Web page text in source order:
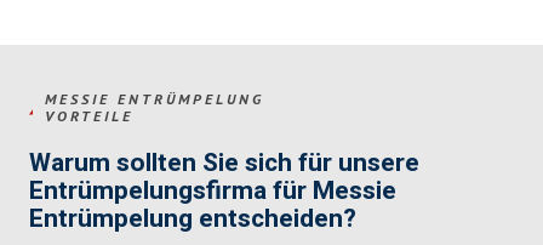
MESSIE ENTRÜMPELUNG
VORTEILE
Warum sollten Sie sich für unsere
Entrümpelungsfirma für Messie
Entrümpelung entscheiden?